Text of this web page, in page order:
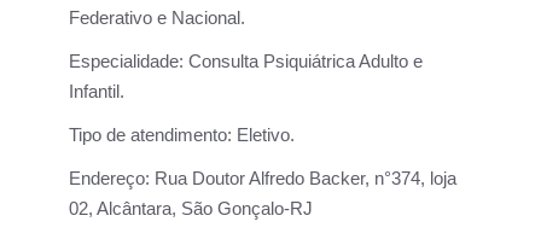
Federativo e Nacional.
Especialidade: Consulta Psiquiátrica Adulto e
Infantil.
Tipo de atendimento: Eletivo.
Endereço: Rua Doutor Alfredo Backer, n°374, loja
02, Alcântara, São Gonçalo-RJ